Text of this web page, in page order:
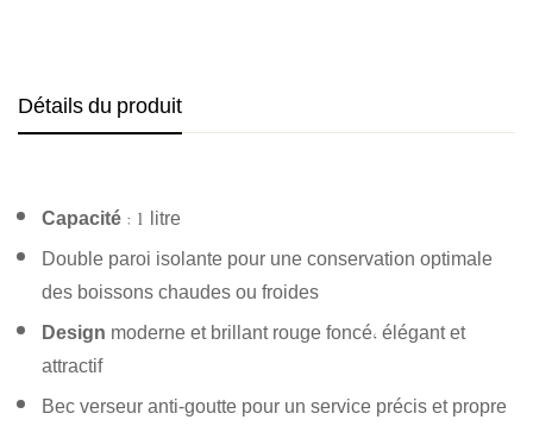
Détails du produit
Capacité: 1 litre
Double paroi isolante pour une conservation optimale
des boissons chaudes ou froides
Design moderne et brillant rouge foncé, élégant et
attractif
Bec verseur anti-goutte pour un service précis et propre